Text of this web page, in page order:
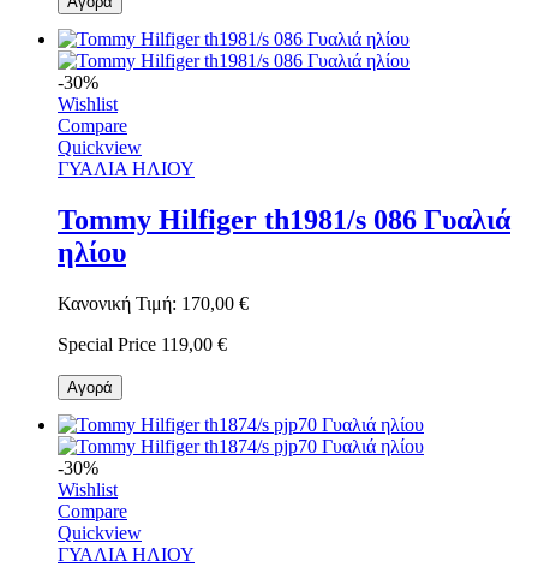
-30%
Wishlist
Compare
Quickview
ΓΥΑΛΙΑ ΗΛΙΟΥ
Tommy Hilfiger th1981/s 086 Γυαλιά
ηλίου
Κανονική Τιμή: 170,00 €
Special Price 119,00 €
Αγορά
-30%
Wishlist
Compare
Quickview
ΓΥΑΛΙΑ ΗΛΙΟΥ